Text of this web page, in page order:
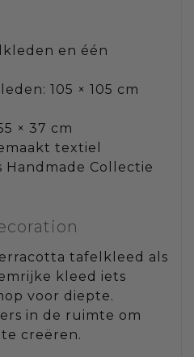
en één
105 × 105 cm
× 37 cm
textiel
Handmade Collectie
tafelkleed als
kleed iets
voor diepte.
in de ruimte om
creëren.